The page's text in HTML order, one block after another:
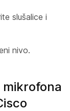
slušalice i
nivo.